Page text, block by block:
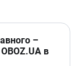
–
в